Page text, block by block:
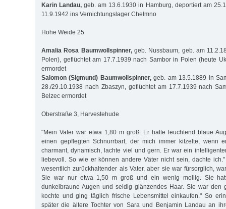
Karin Landau, geb. am 13.6.1930 in Hamburg, deportiert am
11.9.1942 ins Vernichtungslager Chelmno
Hohe Weide 25
Amalia Rosa Baumwollspinner,geb. Nussbaum, geb. am
Polen), geflüchtet am 17.7.1939 nach Sambor in Polen (heute
ermordet
Salomon (Sigmund) Baumwollspinner,geb. am 13.5.1889 in
28./29.10.1938 nach Zbaszyn, geflüchtet am 17.7.1939 nach
Belzec ermordet
Oberstraße 3, Harvestehude
"Mein Vater war etwa 1,80 m groß. Er hatte leuchtend blaue
einen gepflegten Schnurrbart, der mich immer kitzelte, wenn
charmant, dynamisch, lachte viel und gern. Er war ein
liebevoll. So wie er können andere Väter nicht sein, dachte
wesentlich zurückhaltender als Vater, aber sie war fürsorglich,
Sie war nur etwa 1,50 m groß und ein wenig mollig. Sie
dunkelbraune Augen und seidig glänzendes Haar. Sie war den
kochte und ging täglich frische Lebensmittel einkaufen." So
später die ältere Tochter von Sara und Benjamin Landau an